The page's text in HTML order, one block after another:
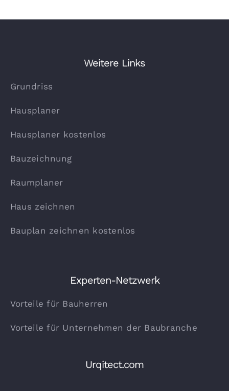
Urqitect.com
Weitere Links
Grundriss
Hausplaner
Hausplaner kostenlos
Bauzeichnung
Raumplaner
Haus zeichnen
Bauplan zeichnen kostenlos
Experten-Netzwerk
Vorteile für Bauherren
Vorteile für Unternehmen der Baubranche